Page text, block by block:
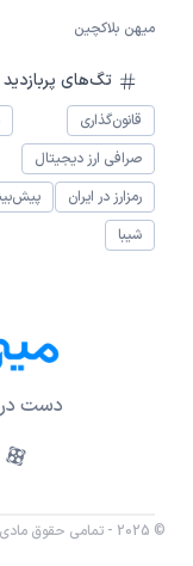
میهن بلاکچین
تگ‌های پربازدید
قانون‌گذاری
صرافی ارز دیجیتال
رمزارز در ایران
شیبا
دست
© 2025 - تمامی حقوق مادی و معنوی این وب‌سایت نزد میهن بلاکچین محفوظ است.